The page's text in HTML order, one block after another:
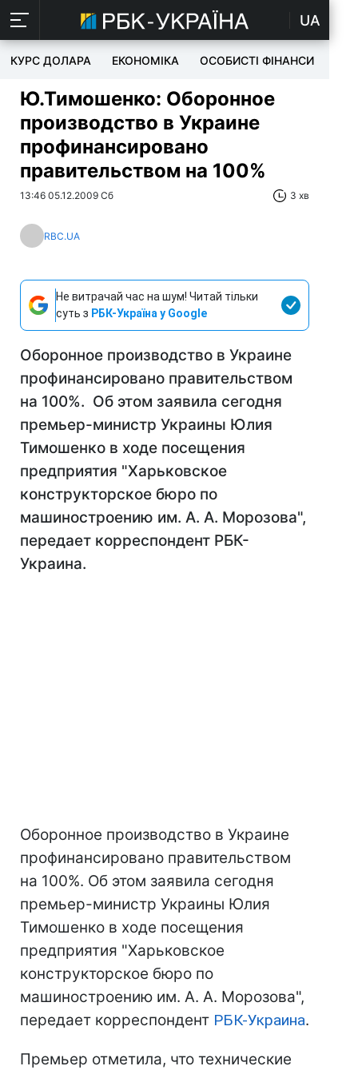
UA
КУРС ДОЛАРА ЕКОНОМІКА ОСОБИСТІ ФІНАНСИ
Ю.Тимошенко: Оборонное
производство в Украине
профинансировано
правительством на 100%
13:46 05.12.2009 Сб 3 хв
RBC.UA
Не витрачай час на шум! Читай тільки
суть з РБК-Україна у Google
Оборонное производство в Украине
профинансировано правительством
на 100%. Об этом заявила сегодня
премьер-министр Украины Юлия
Тимошенко в ходе посещения
предприятия "Харьковское
конструкторское бюро по
машиностроению им. А. А. Морозова",
передает корреспондент РБК-
Украина.
Оборонное производство в Украине
профинансировано правительством
на 100%. Об этом заявила сегодня
премьер-министр Украины Юлия
Тимошенко в ходе посещения
предприятия "Харьковское
конструкторское бюро по
машиностроению им. А. А. Морозова",
передает корреспондент РБК-Украина.
Премьер отметила, что технические